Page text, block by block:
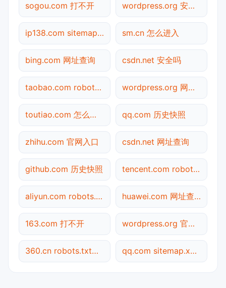
sogou.com 打不开 wordpress.org 安全吗
ip138.com sitemap.xml检测 sm.cn 怎么进入
bing.com 网址查询 csdn.net 安全吗
taobao.com robots.txt检测 wordpress.org 网址查询
toutiao.com 怎么进入 qq.com 历史快照
zhihu.com 官网入口 csdn.net 网址查询
github.com 历史快照 tencent.com robots.txt检测
aliyun.com robots.txt检测 huawei.com 网址查询
163.com 打不开 wordpress.org 官网入口
360.cn robots.txt检测 qq.com sitemap.xml检测